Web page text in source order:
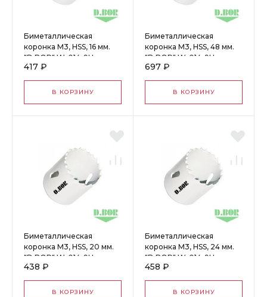
Биметаллическая
коронка М3, HSS, 16 мм.
"D.BOR" W-014-9H-
4001605D
417 ₽
В КОРЗИНУ
Биметаллическая
коронка М3, HSS, 48 мм.
"D.BOR" W-014-9H-
4004805D
697 ₽
В КОРЗИНУ
Биметаллическая
коронка М3, HSS, 20 мм.
"D.BOR" W-014-9H-
4002005D
438 ₽
В КОРЗИНУ
Биметаллическая
коронка М3, HSS, 24 мм.
"D.BOR" W-014-9H-
4002405D
458 ₽
В КОРЗИНУ